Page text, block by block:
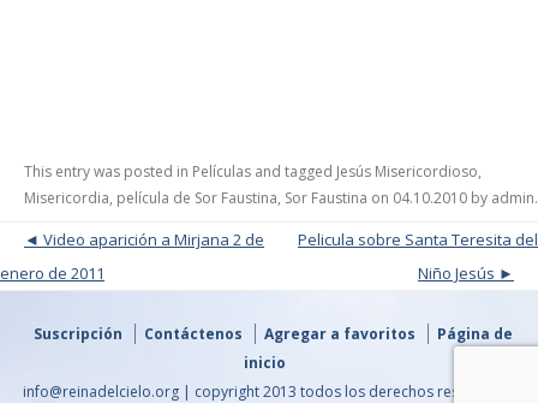
This entry was posted in Películas and tagged Jesús Misericordioso,
Misericordia, película de Sor Faustina, Sor Faustina on 04.10.2010 by admin.
Post navigation
Pelicula sobre Santa Teresita del
Niño Jesús
Video aparición a Mirjana 2 de
enero de 2011
Suscripción Contáctenos Agregar a favoritos
Página de
inicio
info@reinadelcielo.org | copyright 2013 todos los derechos reservados